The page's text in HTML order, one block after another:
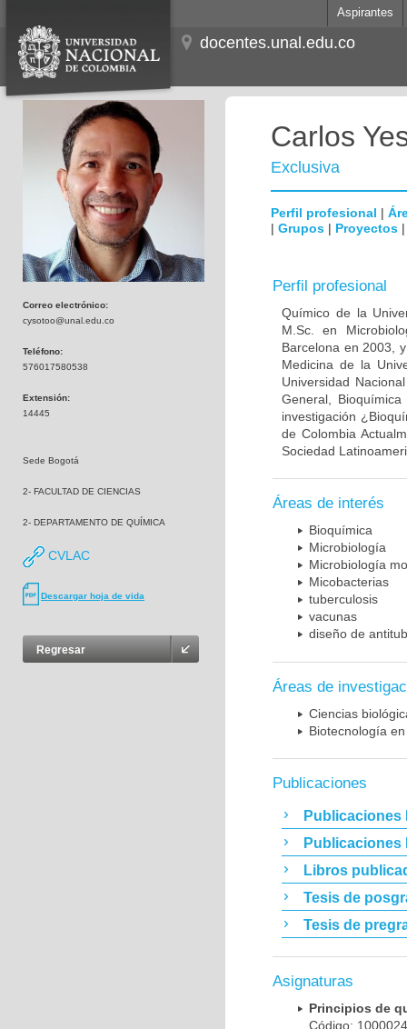
Aspirantes
docentes.unal.edu.co
Correo electrónico:
cysotoo@unal.edu.co
Teléfono:
576017580538
Extensión:
14445
Sede Bogotá
2- FACULTAD DE CIENCIAS
2- DEPARTAMENTO DE QUÍMICA
CVLAC
Descargar hoja de vida
Regresar
Carlos
Exclusiva
Perfil profesional |
| Grupos | Proyectos
Perfil profesional
Químico de la
M.Sc. en
Barcelona en 2003,
Medicina de la
Universidad
General,
investigación
de Colombia
Sociedad
Áreas de interés
Bioquímica
Microbiología
Microbiología
Micobacterias
tuberculosis
vacunas
diseño de
Áreas de
Ciencias
Biotecnología
Publicaciones
Publicaciones
Publicaciones
Libros
Tesis de
Tesis de
Asignaturas
Principios de
Código: